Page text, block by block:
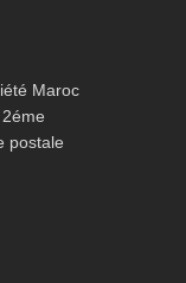
Maroc
postale